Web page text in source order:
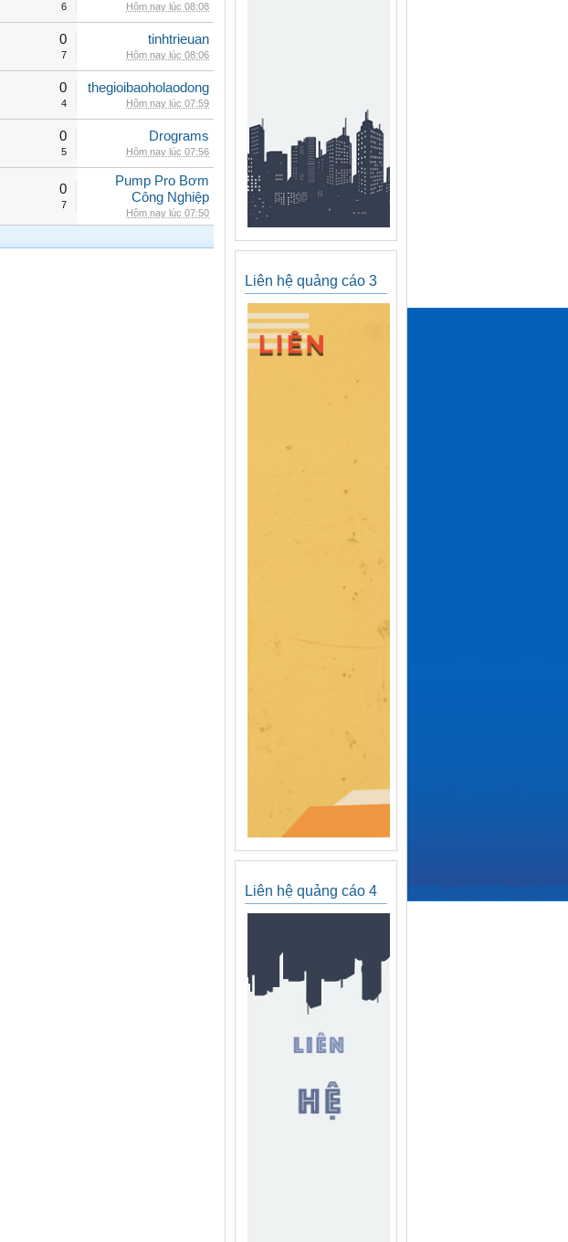
6 Hôm nay lúc 08:08
0
7
tinhtrieuan
Hôm nay lúc 08:06
0
4
thegioibaoholaodong
Hôm nay lúc 07:59
0
5
Drograms
Hôm nay lúc 07:56
0
7
Pump Pro Bơm
Công Nghiệp
Hôm nay lúc 07:50
Liên hệ quảng cáo 3
Liên hệ quảng cáo 4